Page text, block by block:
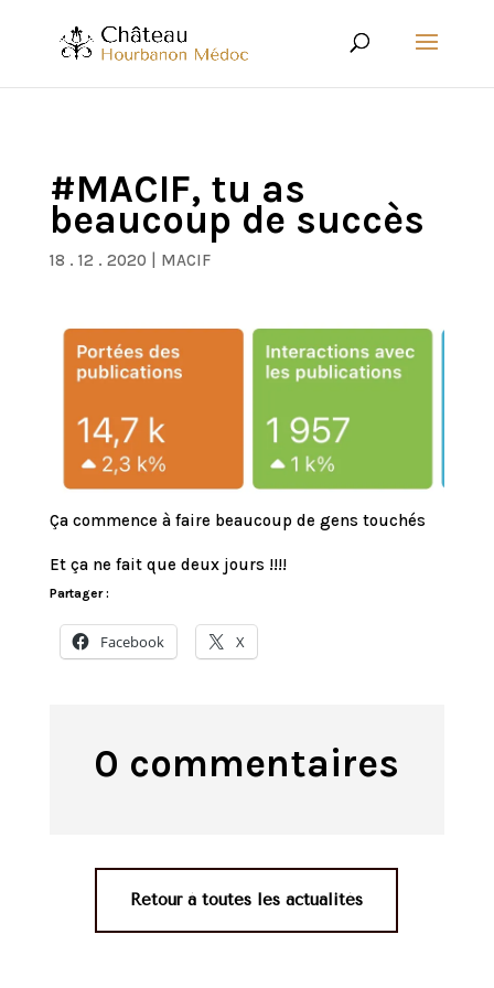
#MACIF, tu as
beaucoup de succès
18 . 12 . 2020 MACIF
Ça commence à faire beaucoup de gens touchés
Et ça ne fait que deux jours !!!!
Partager :
Facebook X
0 commentaires
Retour à toutes les actualités